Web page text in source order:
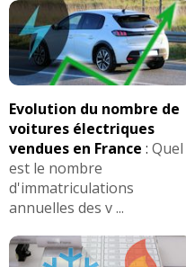
Evolution du nombre de
voitures électriques
vendues en France : Quel
est le nombre
d'immatriculations
annuelles des v ...